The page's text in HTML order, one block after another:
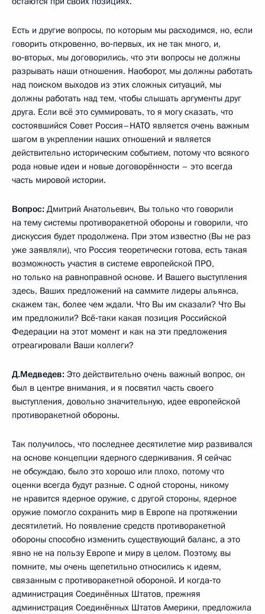
Есть и другие вопросы, по которым мы расходимся, но, если
говорить откровенно, во‑первых, их не так много, и,
во‑вторых, мы договорились, что эти вопросы не должны
разрывать наши отношения. Наоборот, мы должны работать
над поиском выходов из этих сложных ситуаций, мы
должны работать над тем, чтобы слышать аргументы друг
друга. Если всё это суммировать, то я могу сказать, что
состоявшийся Совет Россия–НАТО является очень важным
шагом в укреплении наших отношений и является
действительно историческим событием, потому что всякого
рода новые идеи и новые договорённости – это всегда
часть мировой истории.
Вопрос: Дмитрий Анатольевич, Вы только что говорили
на тему системы противоракетной обороны и говорили, что
дискуссия будет продолжена. При этом известно (Вы не раз
уже заявляли), что Россия теоретически готова, есть такая
возможность участия в системе европейской ПРО,
но только на равноправной основе. И Вашего выступления
здесь, Ваших предложений на саммите лидеры альянса,
скажем так, более чем ждали. Что Вы им сказали? Что Вы
им предложили? Всё‑таки какая позиция Российской
Федерации на этот момент и как на эти предложения
отреагировали Ваши коллеги?
Д.Медведев: Это действительно очень важный вопрос, он
был в центре внимания, и я посвятил часть своего
выступления, довольно значительную, идее европейской
противоракетной обороны.
Так получилось, что последнее десятилетие мир развивался
на основе концепции ядерного сдерживания. Я сейчас
не обсуждаю, было это хорошо или плохо, потому что
оценки всегда будут разные. С одной стороны, никому
не нравится ядерное оружие, с другой стороны, ядерное
оружие помогло сохранить мир в Европе на протяжении
десятилетий. Но появление средств противоракетной
обороны способно изменить существующий баланс, а это
явно не на пользу Европе и миру в целом. Поэтому, вы
помните, мы очень щепетильно относились к идеям,
связанным с противоракетной обороной. И когда‑то
администрация Соединённых Штатов, прежняя
администрация Соединённых Штатов Америки, предложила